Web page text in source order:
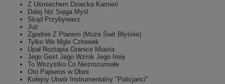
Z Uśmiechem Dziecka Kamień
Dalej Niż Sięga Myśl
Skąd Przybywasz
Już
Zgodnie Z Planem (Może Świt Błyśnie)
Tylko We Mgle Człowiek
Upał Roztapia Granice Miasta
Jego Gest Jego Wzrok Jego Imię
To Wszystko Co Niezrozumiałe
Oto Papieros w Dłoni
Kolejny Utwór Instrumentalny "Policjanci"